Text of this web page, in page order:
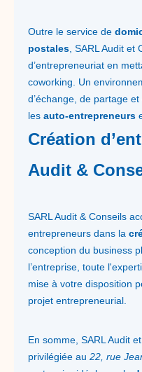
Outre le service de
postales , SARL Audit et
d’entrepreneuriat en
coworking. Un
d’échange, de partage
les auto-entrepreneurs
Création
Audit &
SARL Audit & Conseils
entrepreneurs dans la
conception du business
l’entreprise, toute
mise à votre disposition
projet entrepreneurial.
En somme, SARL Audit
privilégiée au 22, rue